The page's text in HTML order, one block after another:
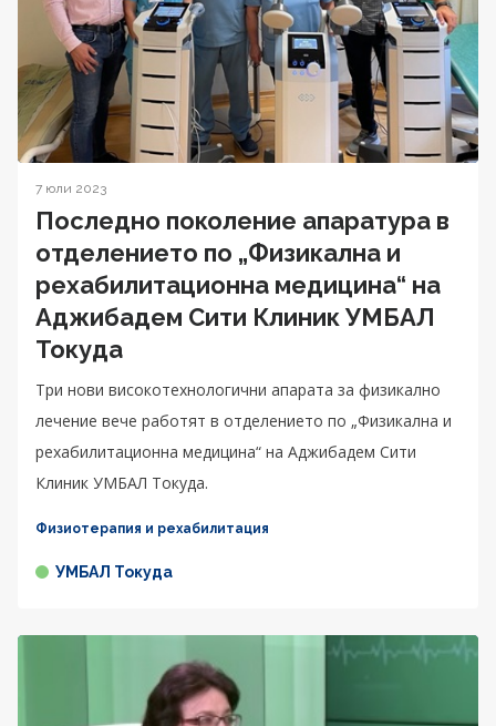
7 юли 2023
Последно поколение апаратура в
отделението по „Физикална и
рехабилитационна медицина“ на
Аджибадем Сити Клиник УМБАЛ
Токуда
Три нови високотехнологични апарата за физикално
лечение вече работят в отделението по „Физикална и
рехабилитационна медицина“ на Аджибадем Сити
Клиник УМБАЛ Токуда.
Физиотерапия и рехабилитация
УМБАЛ Токуда